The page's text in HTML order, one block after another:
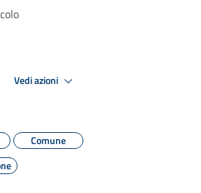
Vedi azioni
Comune